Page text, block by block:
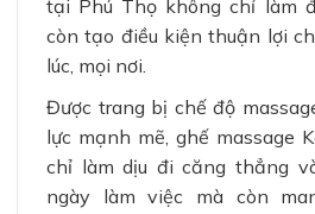
tại Phú Thọ không chỉ làm
còn tạo điều kiện thuận lợi
lúc, mọi nơi.
Được trang bị chế độ
lực mạnh mẽ, ghế massage
chỉ làm dịu đi căng thẳng
ngày làm việc mà còn